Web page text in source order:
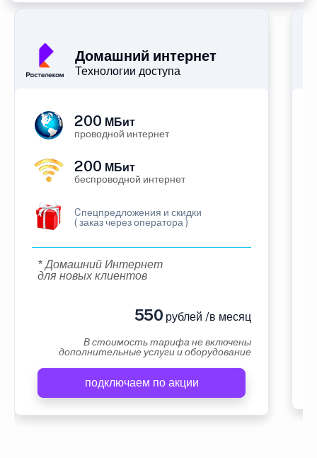
Домашний интернет
Технологии доступа
200 МБит
проводной интернет
200 МБит
беспроводной интернет
Cпецпредложения и скидки
( заказ через оператора )
* Домашний Интернет
для новых клиентов
550 рублей /в месяц
В стоимость тарифа не включены
дополнительные услуги и оборудование
подключаем по акции